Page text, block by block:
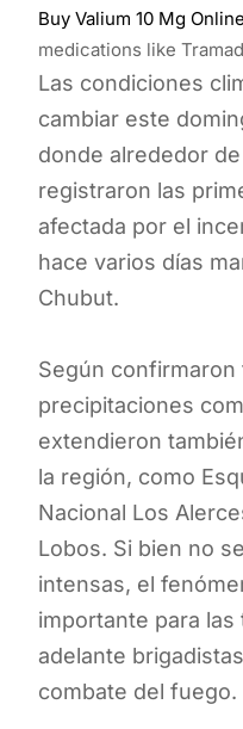
Buy Valium 10 Mg Online
medications like
Las condiciones
cambiar este
donde alrededor
registraron las
afectada por el
hace varios días
Chubut.
Según confirmaron
precipitaciones
extendieron
la región, como
Nacional Los
Lobos. Si bien no
intensas, el
importante para las
adelante
combate del fuego.